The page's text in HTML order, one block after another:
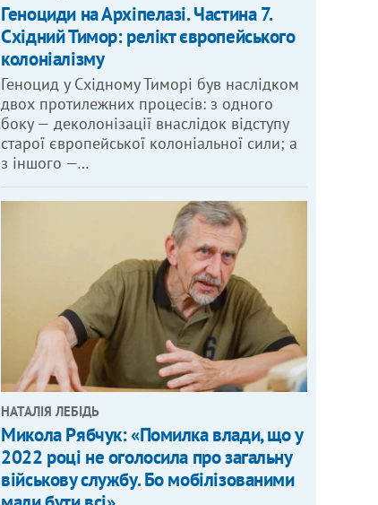
Геноциди на Архіпелазі. Частина 7.
Східний Тимор: релікт європейського
колоніалізму
Геноцид у Східному Тиморі був наслідком
двох протилежних процесів: з одного
боку — деколонізації внаслідок відступу
старої європейської колоніальної сили; а
з іншого —…
НАТАЛІЯ ЛЕБІДЬ
Микола Рябчук: «Помилка влади, що у
2022 році не оголосила про загальну
військову службу. Бо мобілізованими